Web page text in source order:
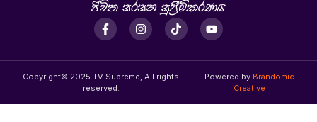
Copyright© 2025 TV Supreme, All rights
reserved.
Powered by Brandomic
Creative